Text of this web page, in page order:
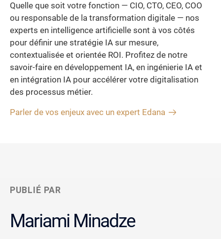
Quelle que soit votre fonction — CIO, CTO, CEO, COO
ou responsable de la transformation digitale — nos
experts en intelligence artificielle sont à vos côtés
pour définir une stratégie IA sur mesure,
contextualisée et orientée ROI. Profitez de notre
savoir-faire en développement IA, en ingénierie IA et
en intégration IA pour accélérer votre digitalisation
des processus métier.
Parler de vos enjeux avec un expert Edana
PUBLIÉ PAR
Mariami Minadze